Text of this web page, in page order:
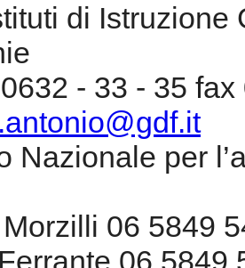
di Istruzione
- 33 - 35
Nazionale per
06 5849
06 5849